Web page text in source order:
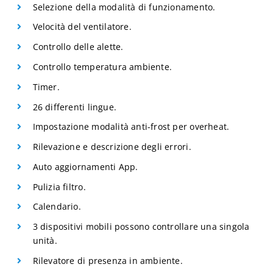
Selezione della modalità di funzionamento.
Velocità del ventilatore.
Controllo delle alette.
Controllo temperatura ambiente.
Timer.
26 differenti lingue.
Impostazione modalità anti-frost per overheat.
Rilevazione e descrizione degli errori.
Auto aggiornamenti App.
Pulizia filtro.
Calendario.
3 dispositivi mobili possono controllare una singola
unità.
Rilevatore di presenza in ambiente.